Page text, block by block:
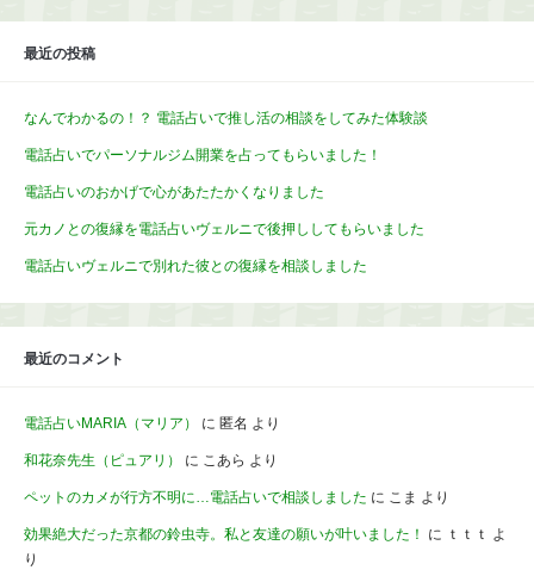
最近の投稿
なんでわかるの！？ 電話占いで推し活の相談をしてみた体験談
電話占いでパーソナルジム開業を占ってもらいました！
電話占いのおかげで心があたたかくなりました
元カノとの復縁を電話占いヴェルニで後押ししてもらいました
電話占いヴェルニで別れた彼との復縁を相談しました
最近のコメント
電話占いMARIA（マリア） に 匿名 より
和花奈先生（ピュアリ） に こあら より
ペットのカメが行方不明に…電話占いで相談しました に こま より
効果絶大だった京都の鈴虫寺。私と友達の願いが叶いました！ に ｔｔｔ よ
り